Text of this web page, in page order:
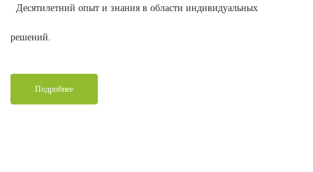
Десятилетний опыт и знания в области индивидуальных
решений.
Подробнее